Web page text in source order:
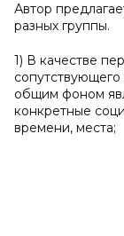
Автор
разных группы.
1) В качестве
общим фоном
конкретные
времени, места;